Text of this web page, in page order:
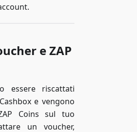
e ZAP
essere riscattati
e vengono
Coins sul tuo
un voucher,